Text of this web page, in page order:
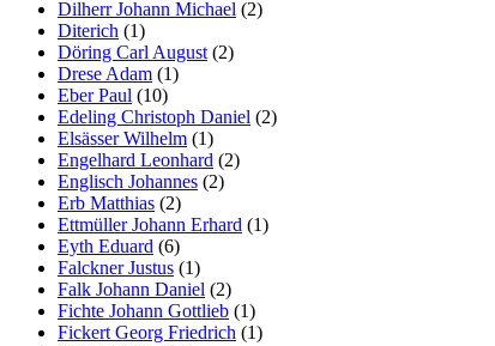
Dilherr Johann Michael (2)
Diterich (1)
Döring Carl August (2)
Drese Adam (1)
Eber Paul (10)
Edeling Christoph Daniel (2)
Elsässer Wilhelm (1)
Engelhard Leonhard (2)
Englisch Johannes (2)
Erb Matthias (2)
Ettmüller Johann Erhard (1)
Eyth Eduard (6)
Falckner Justus (1)
Falk Johann Daniel (2)
Fichte Johann Gottlieb (1)
Fickert Georg Friedrich (1)